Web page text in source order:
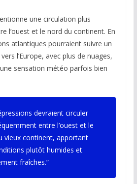
une circulation plus
l’ouest et le nord du continent. En
atlantiques pourraient suivre un
l’Europe, avec plus de nuages,
sensation météo parfois bien
devraient circuler
entre l’ouest et le
vieux continent, apportant
plutôt humides et
fraîches.”